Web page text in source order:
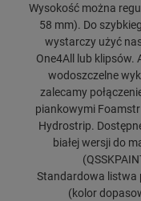
Wysokość można
58 mm). Do
wystarczy użyć
One4All lub klipsów.
wodoszczelne
zalecamy
piankowymi
Hydrostrip.
białej wersji do
Standardowa listwa
(kolor